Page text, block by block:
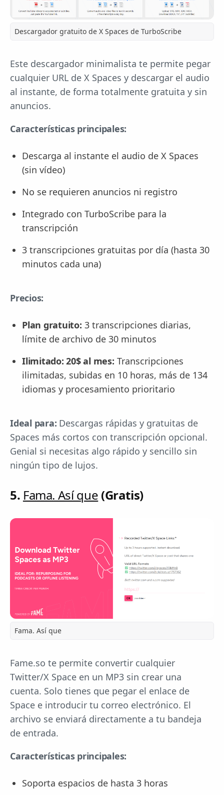
Descargador gratuito de X Spaces de TurboScribe
Este descargador minimalista te permite pegar
cualquier URL de X Spaces y descargar el audio
al instante, de forma totalmente gratuita y sin
anuncios.
Características principales:
Descarga al instante el audio de X Spaces
(sin vídeo)
No se requieren anuncios ni registro
Integrado con TurboScribe para la
transcripción
3 transcripciones gratuitas por día (hasta 30
minutos cada una)
Precios:
Plan gratuito: 3 transcripciones diarias,
límite de archivo de 30 minutos
Ilimitado: 20$ al mes: Transcripciones
ilimitadas, subidas en 10 horas, más de 134
idiomas y procesamiento prioritario
Ideal para: Descargas rápidas y gratuitas de
Spaces más cortos con transcripción opcional.
Genial si necesitas algo rápido y sencillo sin
ningún tipo de lujos.
5. Fama. Así que (Gratis)
Fama. Así que
Fame.so te permite convertir cualquier
Twitter/X Space en un MP3 sin crear una
cuenta. Solo tienes que pegar el enlace de
Space e introducir tu correo electrónico. El
archivo se enviará directamente a tu bandeja
de entrada.
Características principales:
Soporta espacios de hasta 3 horas